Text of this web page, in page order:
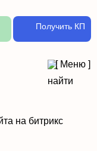
Получить КП
[ Меню ]
на битрикс